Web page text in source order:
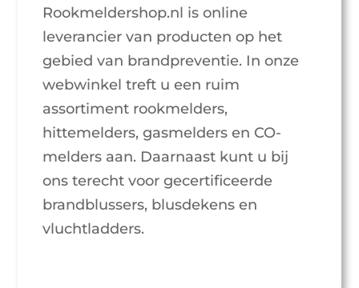
Rookmeldershop.nl is online
leverancier van producten op het
gebied van brandpreventie. In onze
webwinkel treft u een ruim
assortiment rookmelders,
hittemelders, gasmelders en CO-
melders aan. Daarnaast kunt u bij
ons terecht voor gecertificeerde
brandblussers, blusdekens en
vluchtladders.